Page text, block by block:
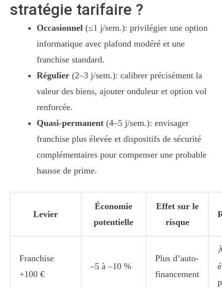
stratégie tarifaire ?
Occasionnel (≤1 j/sem.): privilégier une option
informatique avec plafond modéré et une
franchise standard.
Régulier (2–3 j/sem.): calibrer précisément la
valeur des biens, ajouter onduleur et option vol
renforcée.
Quasi-permanent (4–5 j/sem.): envisager
franchise plus élevée et dispositifs de sécurité
complémentaires pour compenser une probable
hausse de prime.
Levier
Économie
potentielle
Effet sur le
risque
Franchise
+100 €
–5 à –10 %
Plus d’auto-
financement